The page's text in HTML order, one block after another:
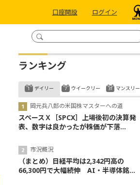
口座開設 ログイン
ランキング
デイリー
岡元兵八郎の米国株マスターへの道
スペースＸ［SPCX］上場後初の決算発
表、数字は良かったが株価が下落...
市況概況
（まとめ）日経平均は2,342円高の
66,300円で大幅続伸 AI・半導体銘...
ウイークリー マンスリー